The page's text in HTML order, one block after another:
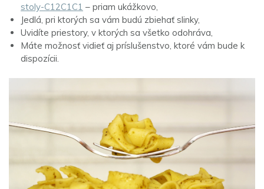
stoly-C12C1C1 – priam ukážkovo,
Jedlá, pri ktorých sa vám budú zbiehať slinky,
Uvidíte priestory, v ktorých sa všetko odohráva,
Máte možnosť vidieť aj príslušenstvo, ktoré vám bude k
dispozícii.